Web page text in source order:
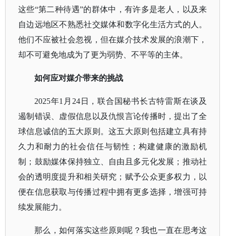
这些“第二种待遇”的群体中，有许多是老人，以及来
自边远地区不熟悉社交媒体和数字化生活方式的人。
他们不应被社会忽视，但在媒介技术发展的浪潮下，
却不可避免地成为了更为弱势、不平等的主体。
如何应对媒介带来的挑战
2025年1月24日，联合国秘书长古特雷斯在谈及
遏制错误、虚假信息以及仇恨言论传播时，提出了全
球信息诚信的五大原则。这五大原则包括建立具有持
久力和耐力的社会信任与韧性；构建健康的激励机
制；鼓励媒体保持独立、自由且多元化发展；推动社
会的透明度提升和相关研究；赋予公众更多权力，以
便在信息获取与传播过程中拥有更多选择，增强可持
续发展能力。
那么，如何落实这些原则呢？我也一直在思考这